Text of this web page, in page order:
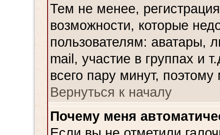
Тем не менее,
возможности, которые
пользователям: аватары,
mail, участие в группах и
всего пару минут,
Вернуться к началу
Почему меня